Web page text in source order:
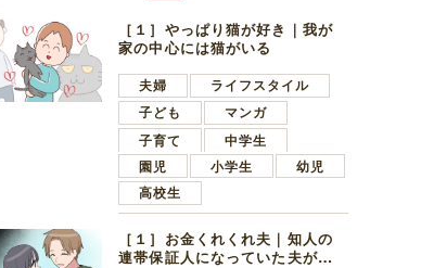
［１］やっぱり猫が好き｜我が
家の中心には猫がいる
夫婦
ライフスタイル
子ども
マンガ
子育て
中学生
園児
小学生
幼児
高校生
［１］お金くれくれ夫｜知人の
連帯保証人になっていた夫が家